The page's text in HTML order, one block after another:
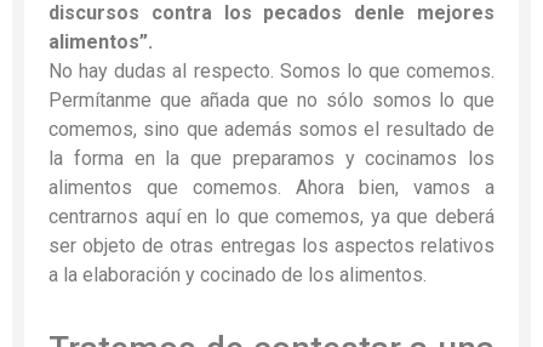
discursos contra los pecados denle mejores
alimentos”.
No hay dudas al respecto. Somos lo que comemos.
Permítanme que añada que no sólo somos lo que
comemos, sino que además somos el resultado de
la forma en la que preparamos y cocinamos los
alimentos que comemos. Ahora bien, vamos a
centrarnos aquí en lo que comemos, ya que deberá
ser objeto de otras entregas los aspectos relativos
a la elaboración y cocinado de los alimentos.